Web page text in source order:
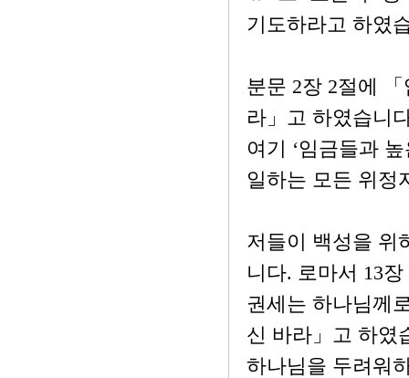
기도하라고 하였
분문 2장 2절에
라」고 하였습니
여기 ‘임금들과
일하는 모든 위정
저들이 백성을 위
니다. 로마서 13
권세는 하나님께
신 바라」고 하였
하나님을 두려워